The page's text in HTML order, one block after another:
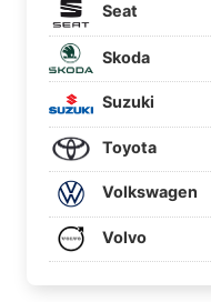
Seat
Skoda
Suzuki
Toyota
Volkswagen
Volvo